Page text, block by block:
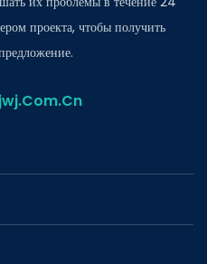
проекта, чтобы получить